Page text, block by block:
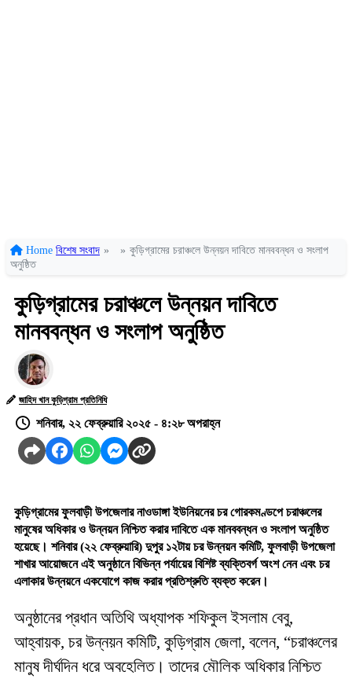
Home বিশেষ সংবাদ » » কুড়িগ্রামের চরাঞ্চলে উন্নয়ন দাবিতে মানববন্ধন ও সংলাপ
অনুষ্ঠিত
কুড়িগ্রামের চরাঞ্চলে উন্নয়ন দাবিতে
মানববন্ধন ও সংলাপ অনুষ্ঠিত
জাহিদ খান কুড়িগ্রাম প্রতিনিধি
শনিবার, ২২ ফেব্রুয়ারি ২০২৫ - ৪:২৮ অপরাহ্ন
কুড়িগ্রামের ফুলবাড়ী উপজেলার নাওডাঙ্গা ইউনিয়নের চর গোরকমণ্ডপে চরাঞ্চলের
মানুষের অধিকার ও উন্নয়ন নিশ্চিত করার দাবিতে এক মানববন্ধন ও সংলাপ অনুষ্ঠিত
হয়েছে। শনিবার (২২ ফেব্রুয়ারি) দুপুর ১২টায় চর উন্নয়ন কমিটি, ফুলবাড়ী উপজেলা
শাখার আয়োজনে এই অনুষ্ঠানে বিভিন্ন পর্যায়ের বিশিষ্ট ব্যক্তিবর্গ অংশ নেন এবং চর
এলাকার উন্নয়নে একযোগে কাজ করার প্রতিশ্রুতি ব্যক্ত করেন।
অনুষ্ঠানের প্রধান অতিথি অধ্যাপক শফিকুল ইসলাম বেবু,
আহ্বায়ক, চর উন্নয়ন কমিটি, কুড়িগ্রাম জেলা, বলেন, “চরাঞ্চলের
মানুষ দীর্ঘদিন ধরে অবহেলিত। তাদের মৌলিক অধিকার নিশ্চিত